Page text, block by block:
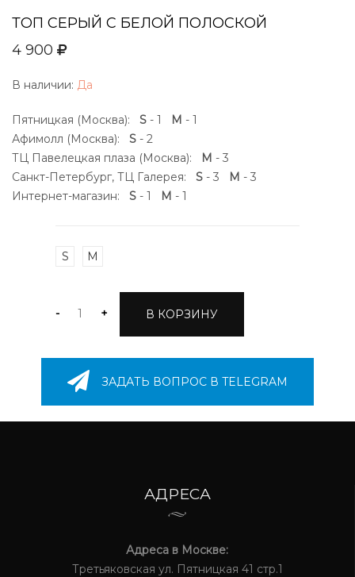
ТОП СЕРЫЙ С БЕЛОЙ ПОЛОСКОЙ
4 900
В наличии: Да
Пятницкая (Москва): S - 1 M - 1
Афимолл (Москва): S - 2
ТЦ Павелецкая плаза (Москва):
M - 3
Санкт-Петербург, ТЦ Галерея: S - 3 M - 3
Интернет-магазин: S - 1 M - 1
S M
- + В КОРЗИНУ
ЗАДАТЬ ВОПРОС В TELEGRAM
АДРЕСА
Адреса в Москве:
Третьяковская ул. Пятницкая 41 стр.1